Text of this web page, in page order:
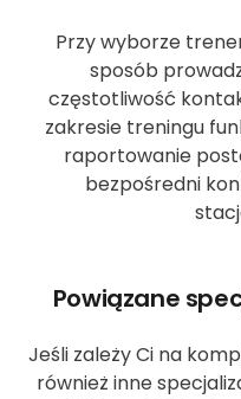
Przy wyborze
sposób
częstotliwość
zakresie treningu
raportowanie
bezpośredni
Powiązane
Jeśli zależy Ci na
również inne